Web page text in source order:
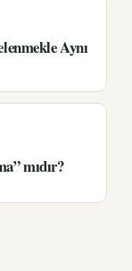
Aynı
mıdır?